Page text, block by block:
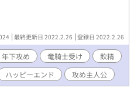
最終更新日 2022.2.26 登録日 2022.2.26
年下攻め 竜騎士受け
飲精
ハッピーエンド 攻め主人公